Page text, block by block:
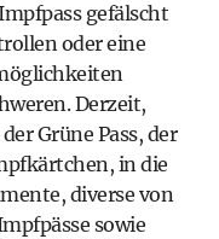
gefälscht
oder eine
Derzeit,
Grüne Pass, der
in die
diverse von
sowie